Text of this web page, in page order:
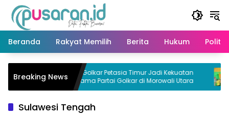
Langsung
konten
Beranda
Rakyat Memilih Berita Hukum Politik
Breaking NewsPK Golkar Petasia Timur Jadi Kekuatan
Utama Partai Golkar di Morowali Utara
Sulawesi Tengah